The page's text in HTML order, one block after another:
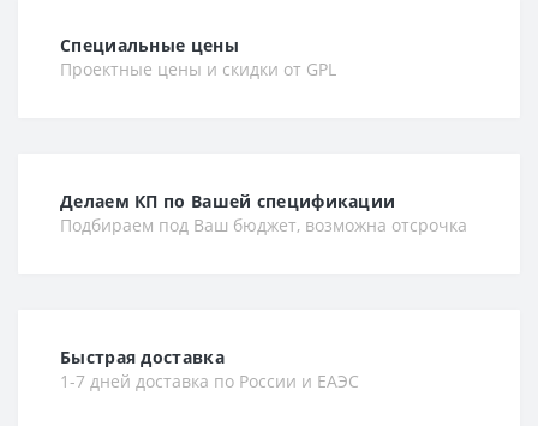
Специальные цены
Проектные цены и скидки от GPL
Делаем КП по Вашей спецификации
Подбираем под Ваш бюджет, возможна отсрочка
Быстрая доставка
1-7 дней доставка по России и ЕАЭС